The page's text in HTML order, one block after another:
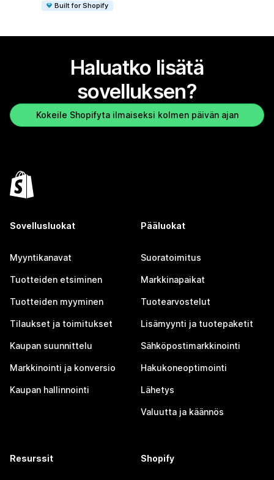
Built for Shopify
Haluatko lisätä
sovelluksen?
Kokeile Shopifyta ilmaiseksi kolmen päivän ajan
Sovellusluokat
Myyntikanavat
Tuotteiden etsiminen
Tuotteiden myyminen
Tilaukset ja toimitukset
Kaupan suunnittelu
Markkinointi ja konversio
Kaupan hallinnointi
Pääluokat
Suoratoimitus
Markkinapaikat
Tuotearvostelut
Lisämyynti ja tuotepaketit
Sähköpostimarkkinointi
Hakukoneoptimointi
Lähetys
Valuutta ja käännös
Resurssit Shopify